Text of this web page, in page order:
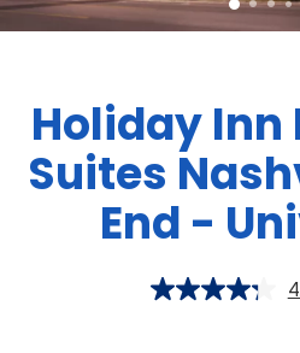
Holiday Inn
Suites
End -